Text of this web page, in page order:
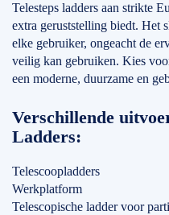
Telesteps ladders aan strikte
extra geruststelling biedt. Het
elke gebruiker, ongeacht de
veilig kan gebruiken. Kies
een moderne, duurzame en
Verschillende
Ladders:
Telescoopladders
Werkplatform
Telescopische ladder voor